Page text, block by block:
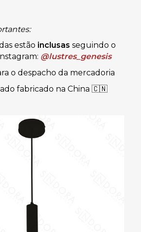
estão inclusas seguindo o
@lustres_genesis
o despacho da mercadoria
fabricado na China 🇨🇳